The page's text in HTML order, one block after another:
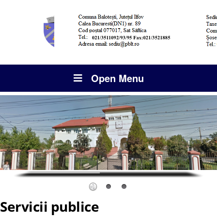
Open Menu
Servicii publice